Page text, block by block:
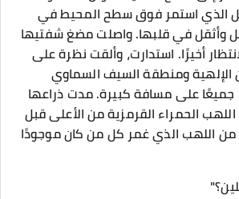
الذي استمر فوق سطح المحيط في
وأثقل في قلبها. واصلت مضغ شفتيها
أخيرًا. استدارت، وألقت نظرة على
ومنطقة السيف السماوي
جميعًا على مسافة كبيرة. مدت ذراعها
اللهب الحمراء القرمزية من الأعلى قبل
من اللهب الذي غمر كل من كان موجودًا